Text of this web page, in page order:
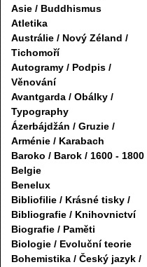
Asie / Buddhismus
Atletika
Austrálie / Nový Zéland /
Tichomoří
Autogramy / Podpis /
Věnování
Avantgarda / Obálky /
Typography
Ázerbájdžán / Gruzie /
Arménie / Karabach
Baroko / Barok / 1600 - 1800
Belgie
Benelux
Bibliofilie / Krásné tisky /
Bibliografie / Knihovnictví
Biografie / Paměti
Biologie / Evoluční teorie
Bohemistika / Český jazyk /